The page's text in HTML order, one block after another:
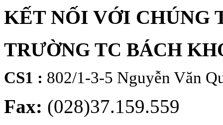
KẾT NỐI VỚI CHÚNG
TRƯỜNG TC BÁCH
CS1 : 802/1-3-5 Nguyễn Văn
Fax: (028)37.159.559